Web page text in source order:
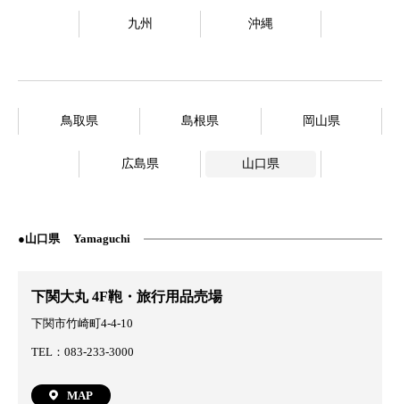
九州 沖縄
鳥取県 島根県 岡山県
広島県 山口県
山口県 Yamaguchi
下関大丸 4F鞄・旅行用品売場
下関市竹崎町4-4-10
TEL：083-233-3000
MAP